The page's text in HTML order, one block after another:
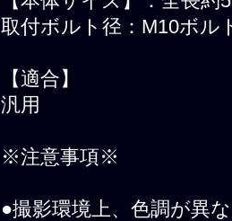
取付ボルト径：M10ボル
【適合】
汎用
※注意事項※
●撮影環境上、色調が異